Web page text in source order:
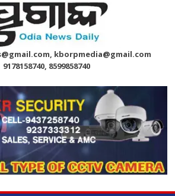
kborpmedia@gmail.com
9178158740, 8599858740